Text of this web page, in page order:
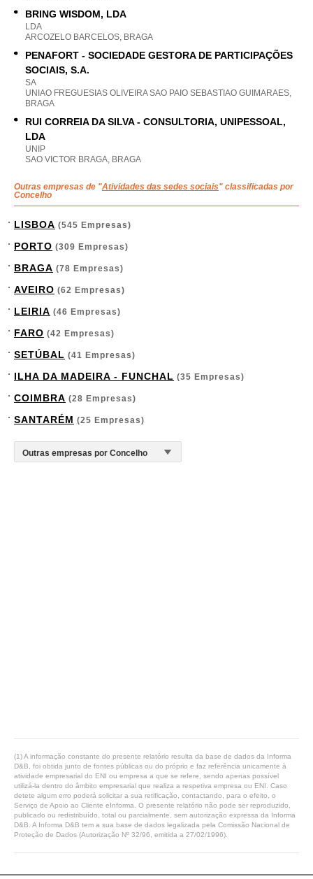
BRING WISDOM, LDA
LDA
ARCOZELO BARCELOS, BRAGA
PENAFORT - SOCIEDADE GESTORA DE PARTICIPAÇÕES
SOCIAIS, S.A.
SA
UNIAO FREGUESIAS OLIVEIRA SAO PAIO SEBASTIAO GUIMARAES,
BRAGA
RUI CORREIA DA SILVA - CONSULTORIA, UNIPESSOAL,
LDA
UNIP
SAO VICTOR BRAGA, BRAGA
Outras empresas de "Atividades das sedes sociais" classificadas por
Concelho
LISBOA (545 Empresas)
PORTO (309 Empresas)
BRAGA (78 Empresas)
AVEIRO (62 Empresas)
LEIRIA (46 Empresas)
FARO (42 Empresas)
SETÚBAL (41 Empresas)
ILHA DA MADEIRA - FUNCHAL (35 Empresas)
COIMBRA (28 Empresas)
SANTARÉM (25 Empresas)
(1) A informação constante do presente relatório resulta da base de dados da Informa
D&B, foi obtida junto de fontes públicas ou do próprio e faz referência unicamente à
atividade empresarial do ENI ou empresa a que se refere, sendo apenas possível
utilizá-la dentro do âmbito empresarial que realiza a respetiva empresa ou ENI. Caso
detete algum erro poderá solicitar a sua retificação, contactando, para o efeito, o
Serviço de Apoio ao Cliente eInforma. O presente relatório não pode ser reproduzido,
publicado ou redistribuído, total ou parcialmente, sem autorização expressa da Informa
D&B. A Informa D&B tem a sua base de dados legalizada pela Comissão Nacional de
Proteção de Dados (Autorização Nº 32/96, emitida a 27/02/1996).